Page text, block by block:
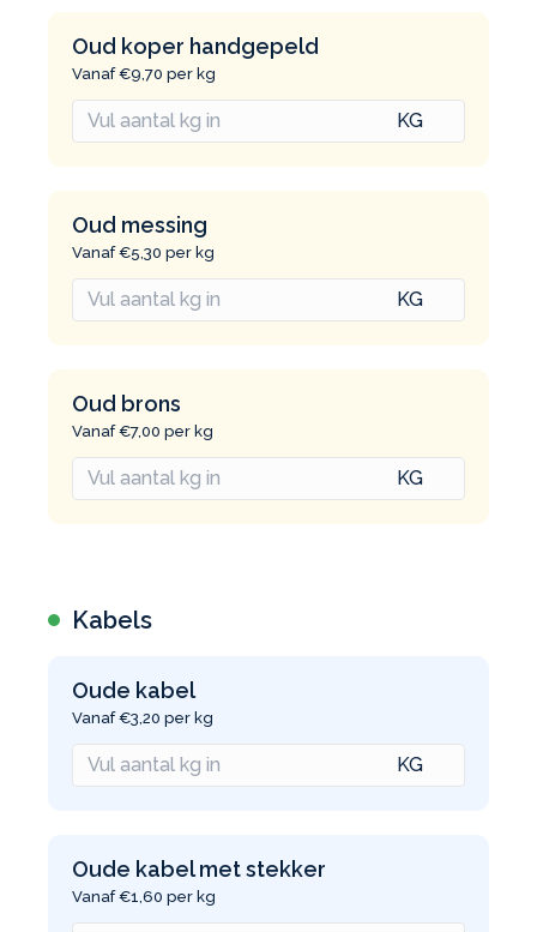
Oud koper handgepeld
Vanaf €9,70 per kg
Oud messing
Vanaf €5,30 per kg
Oud brons
Vanaf €7,00 per kg
Kabels
Oude kabel
Vanaf €3,20 per kg
Oude kabel met stekker
Vanaf €1,60 per kg